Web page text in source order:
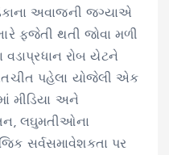
અવાજની જગ્યાએ
ફજેતી થતી જોવા મળી
રોબ યેટને
પહેલા યોજેલી એક
મીડિયા અને
લઘુમતીઓના
સર્વસમાવેશકતા પર